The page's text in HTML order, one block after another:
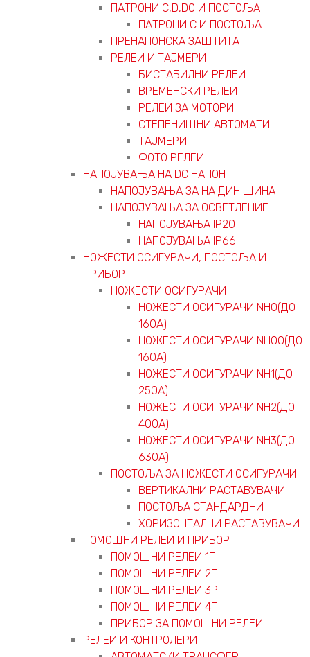
ПАТРОНИ C,D,D0 И ПОСТОЉА
ПАТРОНИ C И ПОСТОЉА
ПРЕНАПОНСКА ЗАШТИТА
РЕЛЕИ И ТАЈМЕРИ
БИСТАБИЛНИ РЕЛЕИ
ВРЕМЕНСКИ РЕЛЕИ
РЕЛЕИ ЗА МОТОРИ
СТЕПЕНИШНИ АВТОМАТИ
ТАЈМЕРИ
ФОТО РЕЛЕИ
НАПОЈУВАЊА НА DC НАПОН
НАПОЈУВАЊА ЗА НА ДИН ШИНА
НАПОЈУВАЊА ЗА ОСВЕТЛЕНИЕ
НАПОЈУВАЊА IP20
НАПОЈУВАЊА IP66
НОЖЕСТИ ОСИГУРАЧИ, ПОСТОЉА И
ПРИБОР
НОЖЕСТИ ОСИГУРАЧИ
НОЖЕСТИ ОСИГУРАЧИ NH0(ДО
160А)
НОЖЕСТИ ОСИГУРАЧИ NH00(ДО
160А)
НОЖЕСТИ ОСИГУРАЧИ NH1(ДО
250А)
НОЖЕСТИ ОСИГУРАЧИ NH2(ДО
400А)
НОЖЕСТИ ОСИГУРАЧИ NH3(ДО
630А)
ПОСТОЉА ЗА НОЖЕСТИ ОСИГУРАЧИ
ВЕРТИКАЛНИ РАСТАВУВАЧИ
ПОСТОЉА СТАНДАРДНИ
ХОРИЗОНТАЛНИ РАСТАВУВАЧИ
ПОМОШНИ РЕЛЕИ И ПРИБОР
ПОМОШНИ РЕЛЕИ 1П
ПОМОШНИ РЕЛЕИ 2П
ПОМОШНИ РЕЛЕИ 3P
ПОМОШНИ РЕЛЕИ 4П
ПРИБОР ЗА ПОМОШНИ РЕЛЕИ
РЕЛЕИ И КОНТРОЛЕРИ